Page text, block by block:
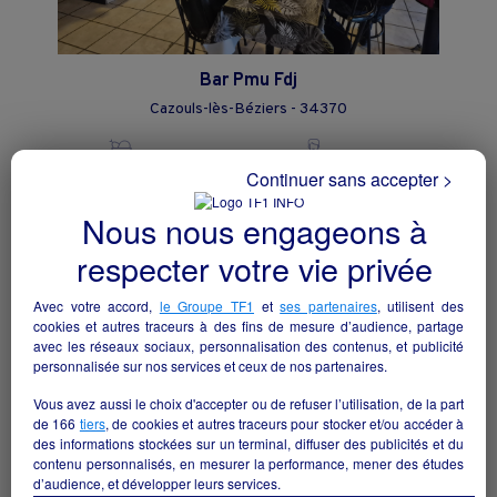
Bar Pmu Fdj
Cazouls-lès-Béziers - 34370
A LOUER RESTAURANT SALLE DE
Nous nous engageons à
respecter votre vie privée
Avec votre accord, le Groupe TF1 etses partenaires, utilisent des
cookies et autres traceurs à des fins de mesure d’audience, partage
avec les réseaux sociaux, personnalisation des contenus, et publicité
personnalisée sur nos services et ceux de nos partenaires.
Vous avez aussi le choix d'accepter ou de refuser l’utilisation, de la part
de 166 tiers, de cookies et autres traceurs pour stocker et/ou accéder à
des informations stockées sur un terminal, diffuser des publicités et du
contenu personnalisés, en mesurer la performance, mener des études
d’audience, et développer leurs services.
Continuer sans accepter >